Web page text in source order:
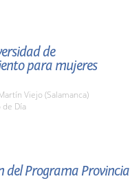
de
para mujeres
Viejo (Salamanca)
de Día
del Programa Provincia